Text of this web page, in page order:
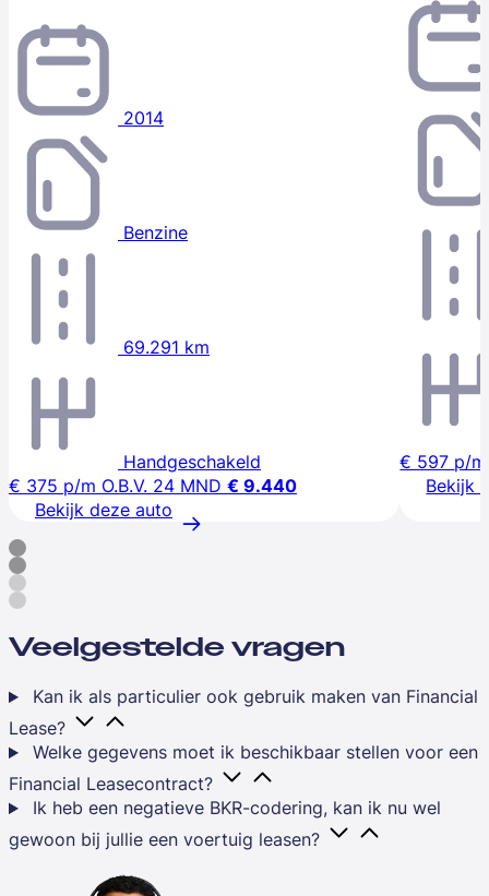
2014
Benzine
69.291 km
Handgeschakeld
€ 375 p/m O.B.V. 24 MND € 9.440
Bekijk deze auto
€ 597 p/m
Bekijk
Veelgestelde vragen
Kan ik als particulier ook gebruik maken van Financial
Lease?
Welke gegevens moet ik beschikbaar stellen voor een
Financial Leasecontract?
Ik heb een negatieve BKR-codering, kan ik nu wel
gewoon bij jullie een voertuig leasen?